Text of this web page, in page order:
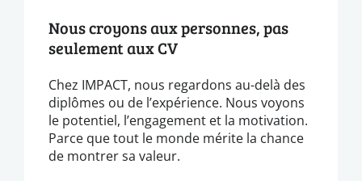
Nous croyons aux personnes, pas
seulement aux CV
Chez IMPACT, nous regardons au-delà des
diplômes ou de l’expérience. Nous voyons
le potentiel, l’engagement et la motivation.
Parce que tout le monde mérite la chance
de montrer sa valeur.